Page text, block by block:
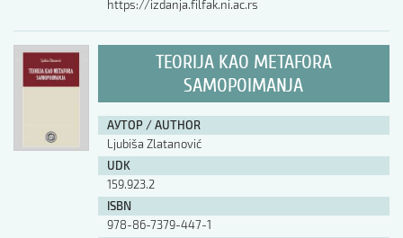
https://izdanja.filfak.ni.ac.rs
TEORIJA KAO METAFORA
SAMOPOIMANJA
АУТОР / AUTHOR
Ljubiša Zlatanović
UDK
159.923.2
ISBN
978-86-7379-447-1